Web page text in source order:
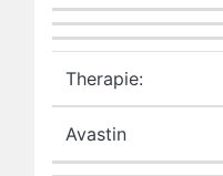
Therapie:
Avastin